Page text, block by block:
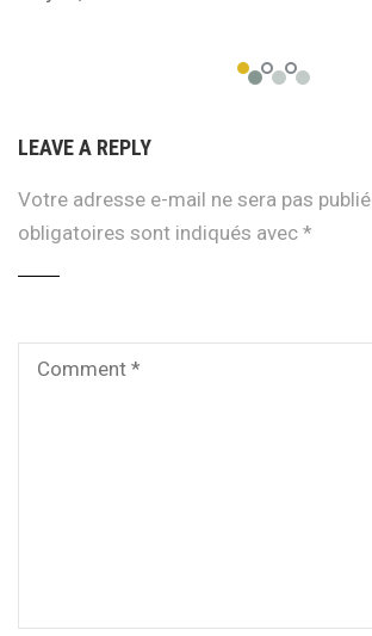
LEAVE A REPLY
Votre adresse e-mail ne sera pas
obligatoires sont indiqués avec *